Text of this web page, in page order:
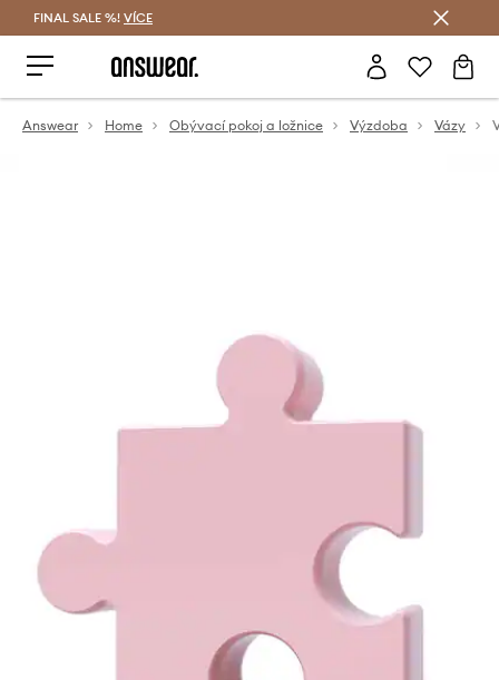
FINAL SALE %! VÍCE
Answear Home Obývací pokoj a ložnice Výzdoba Vázy